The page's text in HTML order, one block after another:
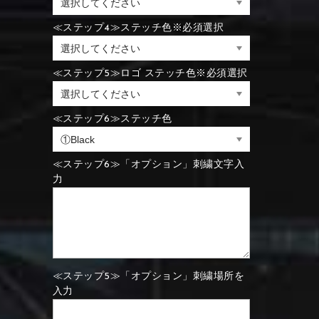
⑮Wine red
⑪Black ⑫Ivory
⑮Wine red
⑪Black
⑪Blue ⑫Aqua blue
⑮Rose pink
⑪Blue
⑮Rose pink
≪ステップ4≫ステッチ色※必須選択
≪ステップ5≫ロゴ ステッチ色※必須選択
≪ステップ6≫ステッチ色
≪ステップ6≫「オプション」刺繍文字入
力
≪ステップ5≫「オプション」刺繍場所を
入力